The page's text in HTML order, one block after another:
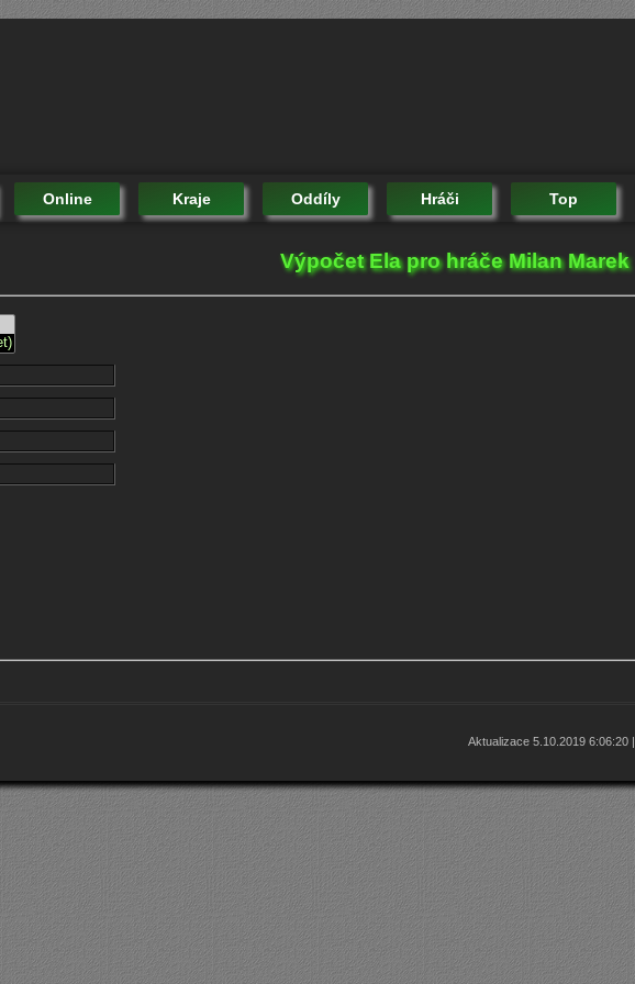
Online Kraje Oddíly Hráči Top
Výpočet Ela pro hráče Milan Marek
Aktualizace 5.10.2019 6:06:20 |